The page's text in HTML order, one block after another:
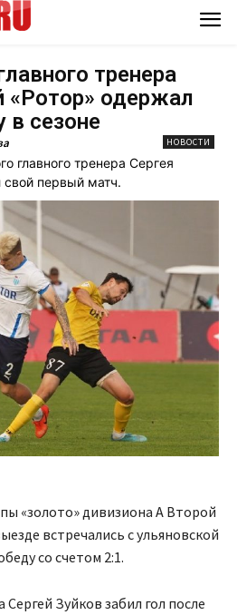
тренера
«Ротор» одержал
в сезоне
НОВОСТИ
главного тренера Сергея
свой первый матч.
«золото» дивизиона А Второй
встречались с ульяновской
со счетом 2:1.
Зуйков забил гол после